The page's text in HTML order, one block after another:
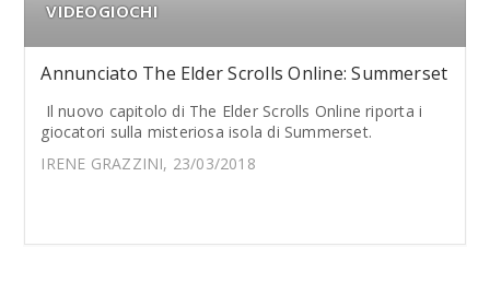
VIDEOGIOCHI
Annunciato The Elder Scrolls Online: Summerset
Il nuovo capitolo di The Elder Scrolls Online riporta i
giocatori sulla misteriosa isola di Summerset.
IRENE GRAZZINI, 23/03/2018